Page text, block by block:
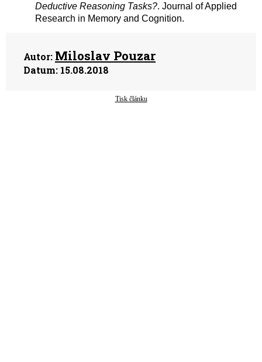
Deductive Reasoning Tasks?. Journal of Applied
Research in Memory and Cognition.
Autor: Miloslav Pouzar
Datum: 15.08.2018
Tisk článku